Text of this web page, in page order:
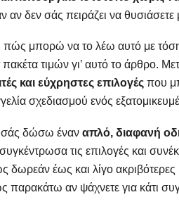
αν δεν σάς πειράζει να θυσιάσετε
μπορώ να το λέω αυτό με τόση
πακέτα τιμών γι’ αυτό το άρθρο.
και εύχρηστες επιλογές που
σχεδιασμού ενός
σάς δώσω έναν απλό, διαφανή
συγκέντρωσα τις επιλογές και
δωρεάν έως και λίγο
παρακάτω αν ψάχνετε για κάτι